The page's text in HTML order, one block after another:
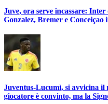
Juve, ora serve incassare: Inter
Gonzalez, Bremer e Conceiçao
Juventus-Lucumì, si avvicina il
giocatore è convinto, ma la